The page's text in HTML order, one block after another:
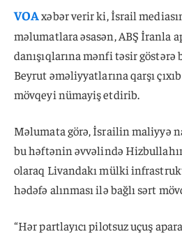
VOAxəbər verir ki, İsrail
məlumatlara əsasən, ABŞ İranla
danışıqlarına mənfi təsir göstərə
Beyrut əməliyyatlarına qarşı
mövqeyi nümayiş etdirib.
Məlumata görə, İsrailin maliyyə
bu həftənin əvvəlində
olaraq Livandakı mülki
hədəfə alınması ilə bağlı sərt
“Hər partlayıcı pilotsuz uçuş